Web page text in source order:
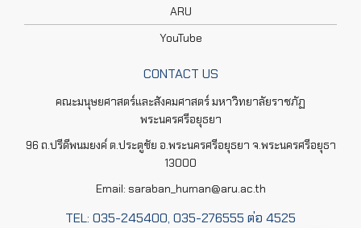
ARU
YouTube
CONTACT US
คณะมนุษยศาสตร์และสังคมศาสตร์ มหาวิทยาลัยราชภัฏ
พระนครศรีอยุธยา
96 ถ.ปรีดีพนมยงค์ ต.ประตูชัย อ.พระนครศรีอยุธยา จ.พระนครศรีอยุธา
13000
Email: saraban_human@aru.ac.th
TEL: 035-245400, 035-276555 ต่อ 4525